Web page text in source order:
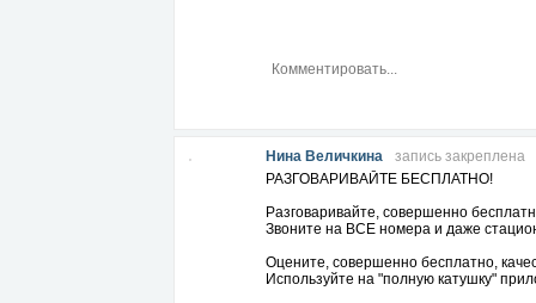
Нина Величкина
запись закреплена
РАЗГОВАРИВАЙТЕ БЕСПЛАТНО!
Разговаривайте, совершенно
Звоните на ВСЕ номера и даже
Оцените, совершенно бесплатно,
Используйте на "полную катушку"